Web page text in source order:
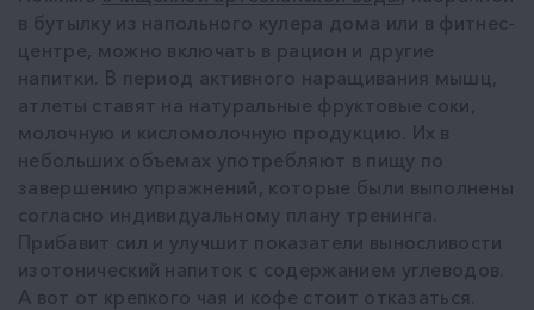
в бутылку из напольного кулера дома или в фитнес-
центре, можно включать в рацион и другие
напитки. В период активного наращивания мышц,
атлеты ставят на натуральные фруктовые соки,
молочную и кисломолочную продукцию. Их в
небольших объемах употребляют в пищу по
завершению упражнений, которые были выполнены
согласно индивидуальному плану тренинга.
Прибавит сил и улучшит показатели выносливости
изотонический напиток с содержанием углеводов.
А вот от крепкого чая и кофе стоит отказаться.